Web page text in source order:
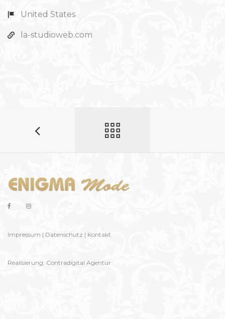
United States
la-studioweb.com
Impressum | Datenschutz | Kontakt
Realisierung: Contradigital Agentur